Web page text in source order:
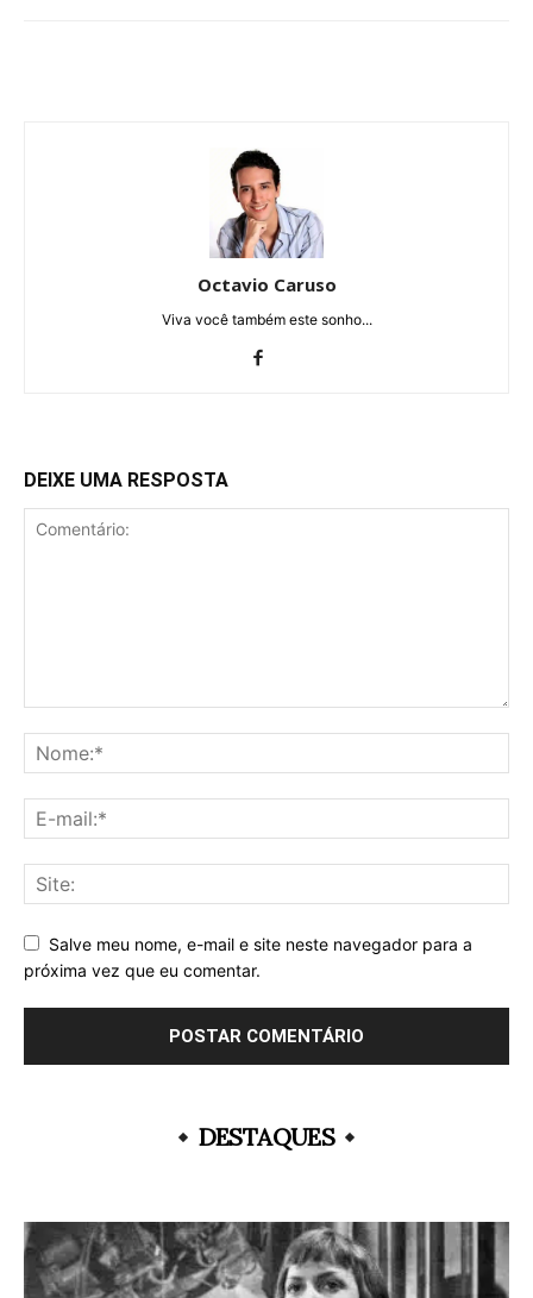
Octavio Caruso
Viva você também este sonho...
DEIXE UMA RESPOSTA
Salve meu nome, e-mail e site neste navegador para a
próxima vez que eu comentar.
DESTAQUES